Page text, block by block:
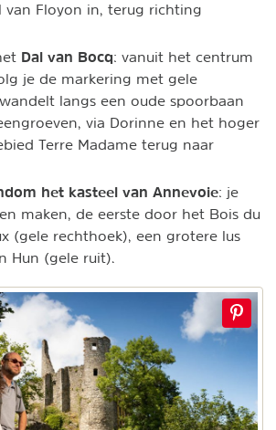
van Floyon in, terug richting
Dal van Bocq: vanuit het centrum
je de markering met gele
langs een oude spoorbaan
via Dorinne en het hoger
Terre Madame terug naar
het kasteel van Annevoie: je
maken, de eerste door het Bois du
(gele rechthoek), een grotere lus
Hun (gele ruit).